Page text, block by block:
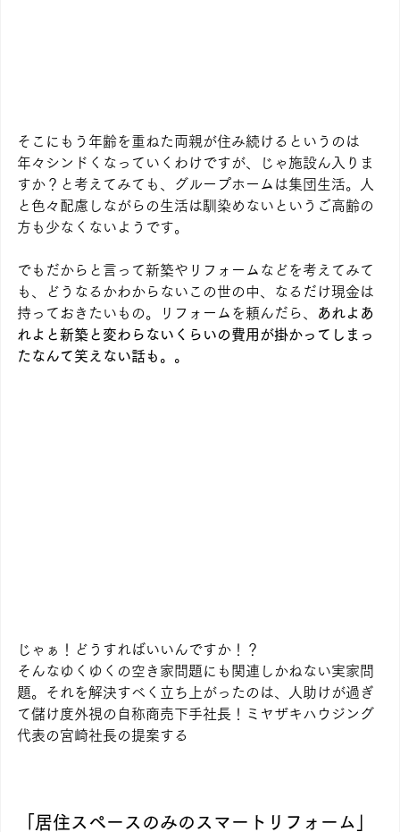
そこにもう年齢を重ねた両親が住み続けるというのは
年々シンドくなっていくわけですが、じゃ施設ん入りま
すか？と考えてみても、グループホームは集団生活。人
と色々配慮しながらの生活は馴染めないというご高齢の
方も少なくないようです。
でもだからと言って新築やリフォームなどを考えてみて
も、どうなるかわからないこの世の中、なるだけ現金は
持っておきたいもの。リフォームを頼んだら、
あれよあ
れよと新築と変わらないくらいの費用が掛かってしまっ
たなんて笑えない話も。。
じゃぁ！どうすればいいんですか！？
そんなゆくゆくの空き家問題にも関連しかねない実家問
題。それを解決すべく立ち上がったのは、人助けが過ぎ
て儲け度外視の自称商売下手社長！ミヤザキハウジング
代表の宮崎社長の提案する
「居住スペースのみのスマートリフォーム」